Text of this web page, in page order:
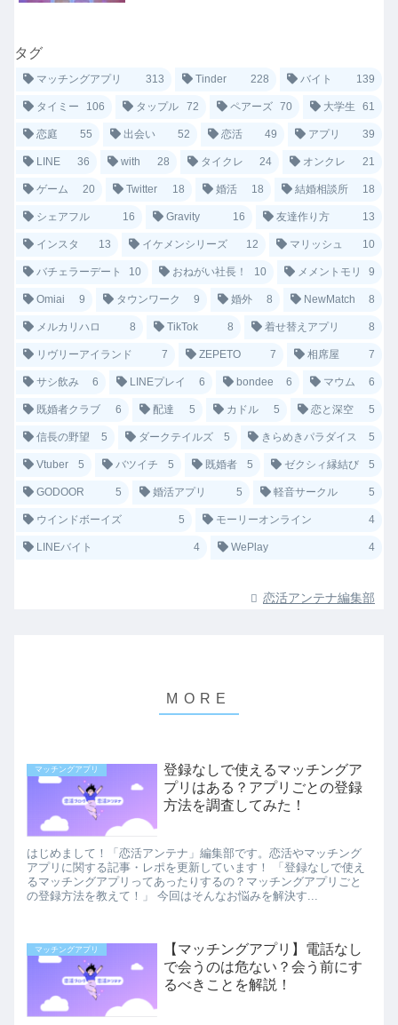
タグ
マッチングアプリ 313 Tinder 228 バイト 139
タイミー 106 タップル 72 ペアーズ 70 大学生 61
恋庭 55 出会い 52 恋活 49 アプリ 39
LINE 36 with 28 タイクレ 24 オンクレ 21
ゲーム 20 Twitter 18 婚活 18 結婚相談所 18
シェアフル 16 Gravity 16 友達作り方 13
インスタ 13 イケメンシリーズ 12 マリッシュ 10
バチェラーデート 10 おねがい社長！ 10 メメントモリ 9
Omiai 9 タウンワーク 9 婚外 8 NewMatch 8
メルカリハロ 8 TikTok 8 着せ替えアプリ 8
リヴリーアイランド 7 ZEPETO 7 相席屋 7
サシ飲み 6 LINEプレイ 6 bondee 6 マウム 6
既婚者クラブ 6 配達 5 カドル 5 恋と深空 5
信長の野望 5 ダークテイルズ 5 きらめきパラダイス 5
Vtuber 5 バツイチ 5 既婚者 5 ゼクシィ縁結び 5
GODOOR 5 婚活アプリ 5 軽音サークル 5
ウインドボーイズ 5 モーリーオンライン 4
LINEバイト 4 WePlay 4
恋活アンテナ編集部
マッチングアプリ
登録なしで使えるマッチングア
プリはある？アプリごとの登録
方法を調査してみた！
はじめまして！「恋活アンテナ」編集部です。恋活やマッチング
アプリに関する記事・レポを更新しています！ 「登録なしで使え
るマッチングアプリってあったりするの？マッチングアプリごと
の登録方法を教えて！」 今回はそんなお悩みを解決す...
マッチングアプリ
【マッチングアプリ】電話なし
で会うのは危ない？会う前にす
るべきことを解説！